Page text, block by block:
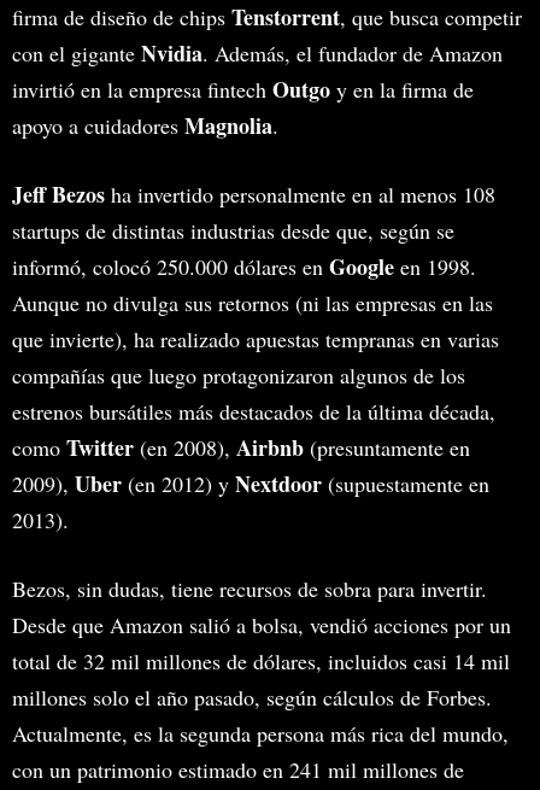
firma de diseño de chips Tenstorrent, que busca competir
con el gigante Nvidia. Además, el fundador de Amazon
invirtió en la empresa fintech Outgo y en la firma de
apoyo a cuidadores Magnolia.
Jeff Bezos ha invertido personalmente en al menos 108
startups de distintas industrias desde que, según se
informó, colocó 250.000 dólares en Google en 1998.
Aunque no divulga sus retornos (ni las empresas en las
que invierte), ha realizado apuestas tempranas en varias
compañías que luego protagonizaron algunos de los
estrenos bursátiles más destacados de la última década,
como Twitter (en 2008), Airbnb (presuntamente en
2009), Uber (en 2012) y Nextdoor (supuestamente en
2013).
Bezos, sin dudas, tiene recursos de sobra para invertir.
Desde que Amazon salió a bolsa, vendió acciones por un
total de 32 mil millones de dólares, incluidos casi 14 mil
millones solo el año pasado, según cálculos de Forbes.
Actualmente, es la segunda persona más rica del mundo,
con un patrimonio estimado en 241 mil millones de